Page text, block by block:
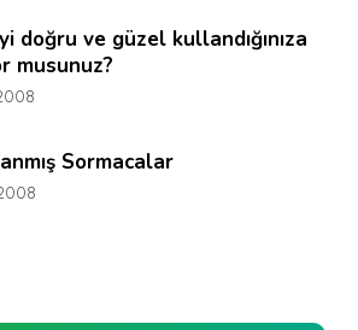
doğru ve güzel kullandığınıza
musunuz?
Sormacalar